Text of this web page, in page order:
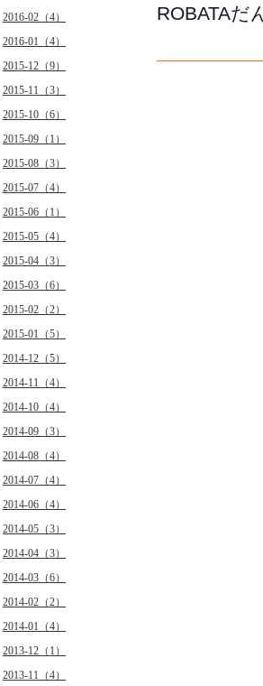
ROBATAだ
2016-02（4）
2016-01（4）
2015-12（9）
2015-11（3）
2015-10（6）
2015-09（1）
2015-08（3）
2015-07（4）
2015-06（1）
2015-05（4）
2015-04（3）
2015-03（6）
2015-02（2）
2015-01（5）
2014-12（5）
2014-11（4）
2014-10（4）
2014-09（3）
2014-08（4）
2014-07（4）
2014-06（4）
2014-05（3）
2014-04（3）
2014-03（6）
2014-02（2）
2014-01（4）
2013-12（1）
2013-11（4）